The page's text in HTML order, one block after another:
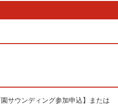
サウンディング参加申込】または